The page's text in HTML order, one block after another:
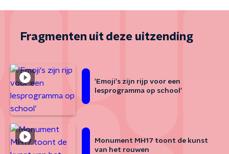
Fragmenten uit deze uitzending
'Emoji's zijn rijp voor een
lesprogramma op school'
Monument MH17 toont de kunst
van het rouwen